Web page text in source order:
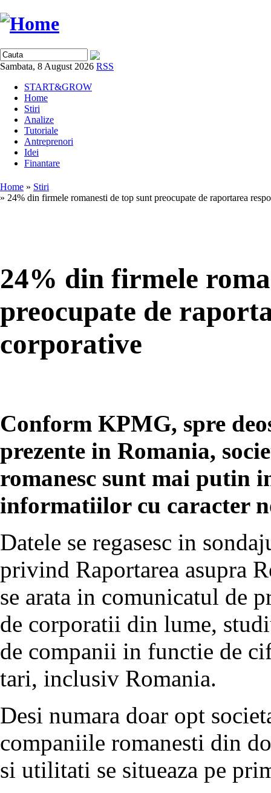
Sambata, 8 August 2026 RSS
START&GROW
Home
Stiri
Analize
Tutoriale
Antreprenori
Idei
Finantare
Home » Stiri
» 24% din firmele romanesti de top sunt preocupate de raportarea
24% din firmele
preocupate de
corporative
Conform KPMG, spre
prezente in Romania,
romanesc sunt mai putin
informatiilor cu caracter
Datele se regasesc in
privind Raportarea asupra
se arata in comunicatul de
de corporatii din lume,
de companii in functie de
tari, inclusiv Romania.
Desi numara doar opt
companiile romanesti din
si utilitati se situeaza pe